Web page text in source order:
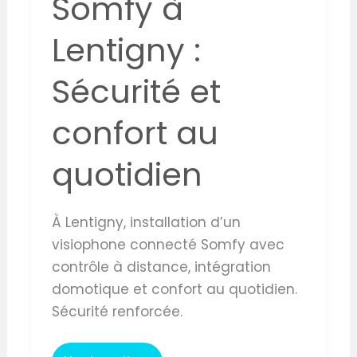
Lentigny :
Sécurité et
confort au
quotidien
À Lentigny, installation d’un
visiophone connecté Somfy avec
contrôle à distance, intégration
domotique et confort au quotidien.
Sécurité renforcée.